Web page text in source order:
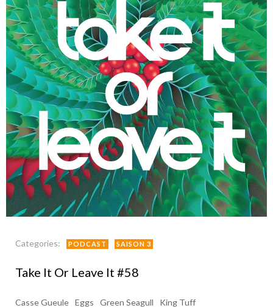
Categories: PODCAST SAISON 3
Take It Or Leave It #58
Casse Gueule Eggs Green Seagull
King Tuff